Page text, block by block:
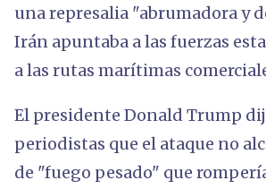
una represalia "abrumadora y
Irán apuntaba a las fuerzas
a las rutas marítimas
El presidente Donald Trump
periodistas que el ataque no
de "fuego pesado" que